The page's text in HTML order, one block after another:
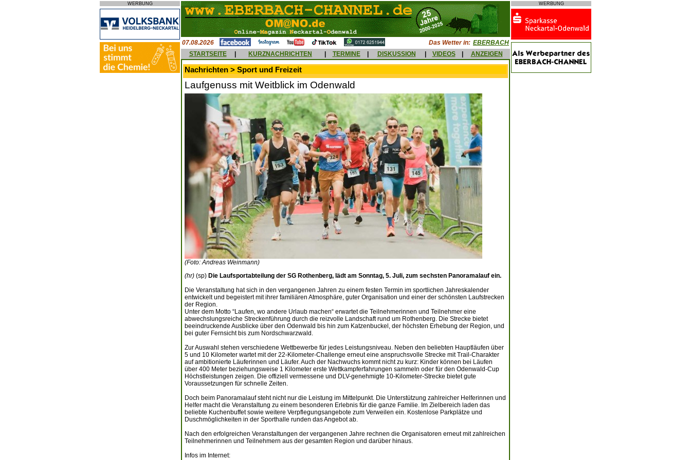
WERBUNG
07.08.2026 Das Wetter in: EBERBACH
STARTSEITE
KURZNACHRICHTEN TERMINE DISKUSSION VIDEOS ANZEIGEN
Nachrichten > Sport und Freizeit
Laufgenuss mit Weitblick im Odenwald
(Foto: Andreas Weinmann)
(hr) (sp) Die Laufsportabteilung der SG Rothenberg, lädt am Sonntag, 5. Juli, zum sechsten Panoramalauf ein.
Die Veranstaltung hat sich in den vergangenen Jahren zu einem festen Termin im sportlichen Jahreskalender
entwickelt und begeistert mit ihrer familiären Atmosphäre, guter Organisation und einer der schönsten Laufstrecken
der Region.
Unter dem Motto “Laufen, wo andere Urlaub machen“ erwartet die Teilnehmerinnen und Teilnehmer eine
abwechslungsreiche Streckenführung durch die reizvolle Landschaft rund um Rothenberg. Die Strecke bietet
beeindruckende Ausblicke über den Odenwald bis hin zum Katzenbuckel, der höchsten Erhebung der Region, und
bei guter Fernsicht bis zum Nordschwarzwald.
Zur Auswahl stehen verschiedene Wettbewerbe für jedes Leistungsniveau. Neben den beliebten Hauptläufen über
5 und 10 Kilometer wartet mit der 22-Kilometer-Challenge erneut eine anspruchsvolle Strecke mit Trail-Charakter
auf ambitionierte Läuferinnen und Läufer. Auch der Nachwuchs kommt nicht zu kurz: Kinder können bei Läufen
über 400 Meter beziehungsweise 1 Kilometer erste Wettkampferfahrungen sammeln oder für den Odenwald-Cup
Höchstleistungen zeigen. Die offiziell vermessene und DLV-genehmigte 10-Kilometer-Strecke bietet gute
Voraussetzungen für schnelle Zeiten.
Doch beim Panoramalauf steht nicht nur die Leistung im Mittelpunkt. Die Unterstützung zahlreicher Helferinnen und
Helfer macht die Veranstaltung zu einem besonderen Erlebnis für die ganze Familie. Im Zielbereich laden das
beliebte Kuchenbuffet sowie weitere Verpflegungsangebote zum Verweilen ein. Kostenlose Parkplätze und
Duschmöglichkeiten in der Sporthalle runden das Angebot ab.
Nach den erfolgreichen Veranstaltungen der vergangenen Jahre rechnen die Organisatoren erneut mit zahlreichen
Teilnehmerinnen und Teilnehmern aus der gesamten Region und darüber hinaus.
Infos im Internet:
WERBUNG